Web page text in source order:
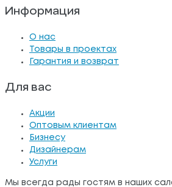
Информация
О нас
Товары в проектах
Гарантия и возврат
Для вас
Акции
Оптовым клиентам
Бизнесу
Дизайнерам
Услуги
Мы всегда рады гостям в наших